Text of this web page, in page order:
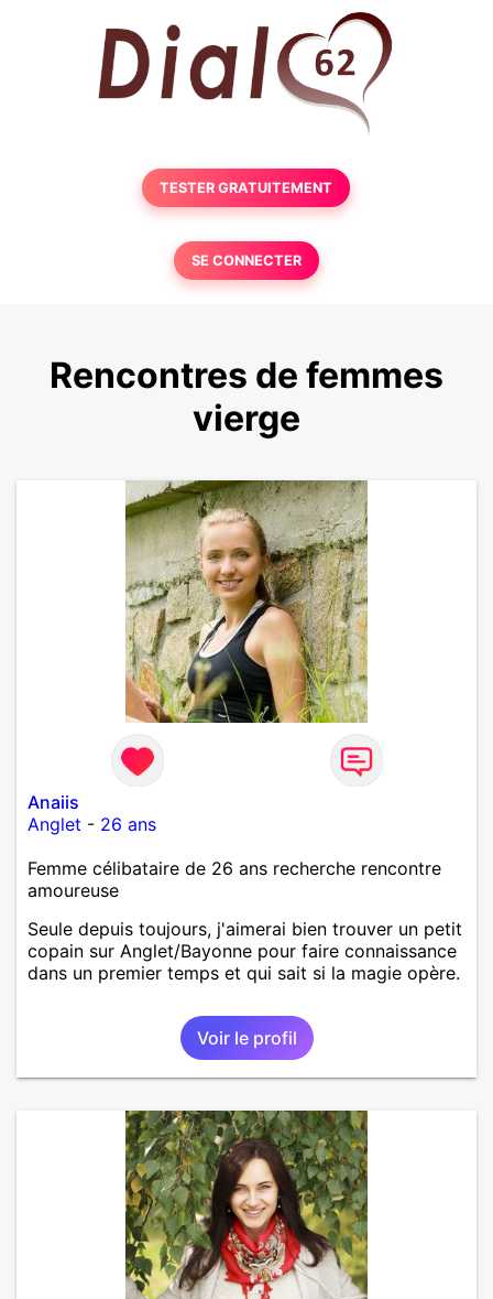
TESTER GRATUITEMENT
SE CONNECTER
Rencontres de femmes
vierge
Anaiis
Anglet - 26 ans
Femme célibataire de 26 ans recherche rencontre
amoureuse
Seule depuis toujours, j'aimerai bien trouver un petit
copain sur Anglet/Bayonne pour faire connaissance
dans un premier temps et qui sait si la magie opère.
Voir le profil